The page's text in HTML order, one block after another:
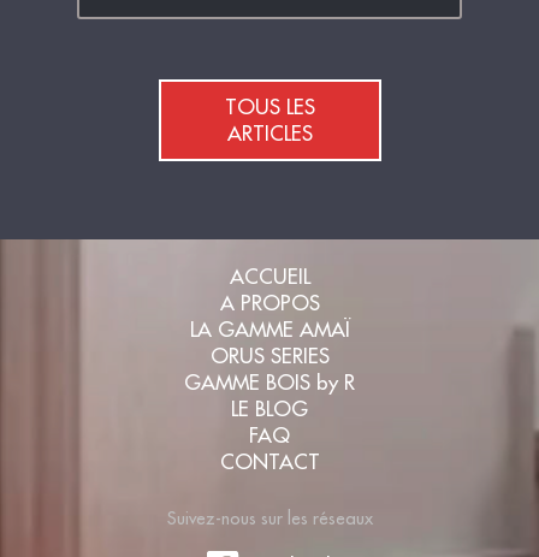
TOUS LES
ARTICLES
ACCUEIL
A PROPOS
LA GAMME AMAÏ
ORUS SERIES
GAMME BOIS by R
LE BLOG
FAQ
CONTACT
Suivez-nous sur les réseaux